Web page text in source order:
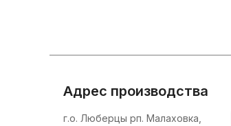
г.о. Люберцы рп. Малаховка,
Адрес производства